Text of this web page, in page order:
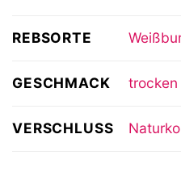
REBSORTE
GESCHMACK trocken
VERSCHLUSS